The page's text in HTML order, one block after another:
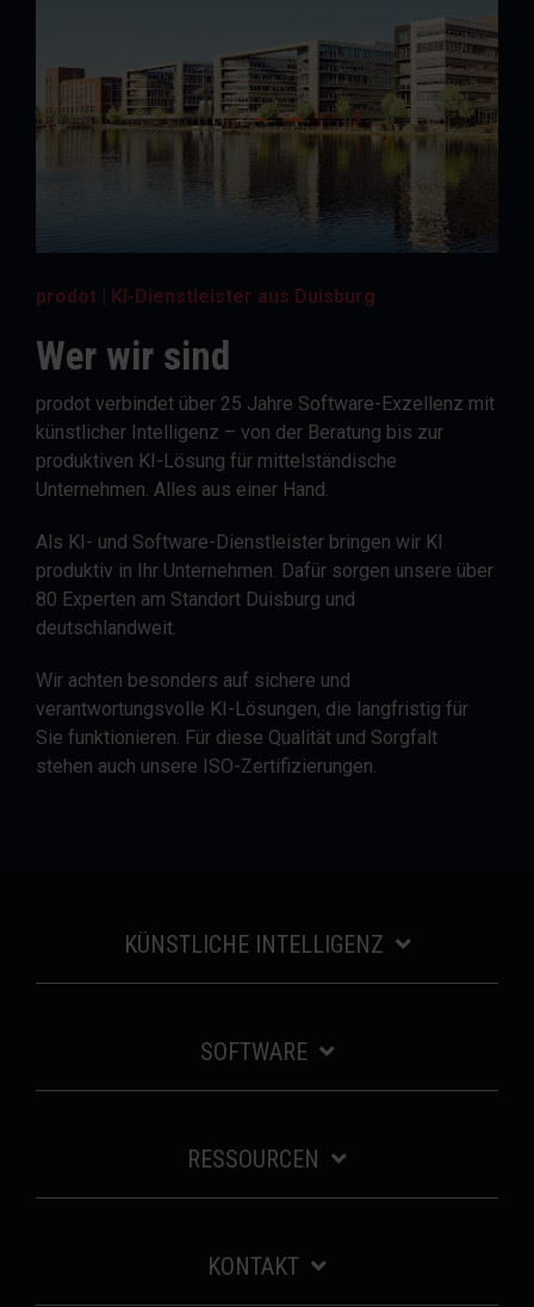
prodot | KI-Dienstleister aus Duisburg
Wer wir sind
prodot verbindet über 25 Jahre Software-Exzellenz mit
künstlicher Intelligenz – von der Beratung bis zur
produktiven KI-Lösung für mittelständische
Unternehmen. Alles aus einer Hand.
Als KI- und Software-Dienstleister bringen wir KI
produktiv in Ihr Unternehmen. Dafür sorgen unsere über
80 Experten am Standort Duisburg und
deutschlandweit.
Wir achten besonders auf sichere und
verantwortungsvolle KI-Lösungen, die langfristig für
Sie funktionieren. Für diese Qualität und Sorgfalt
stehen auch unsere ISO-Zertifizierungen.
KÜNSTLICHE INTELLIGENZ
SOFTWARE
RESSOURCEN
KONTAKT